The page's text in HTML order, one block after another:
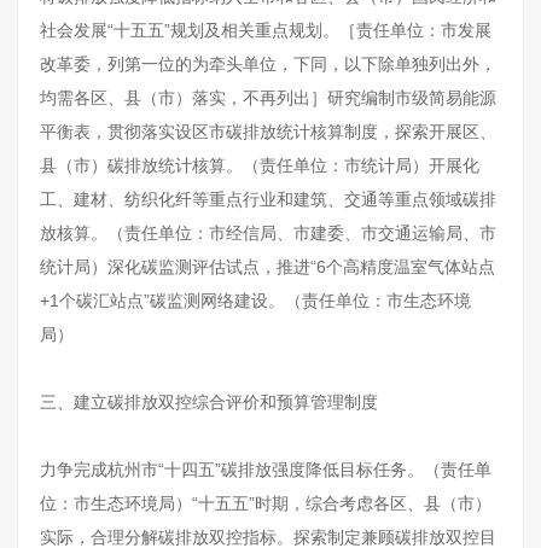
社会发展“十五五”规划及相关重点规划。［责任单位：市发展
改革委，列第一位的为牵头单位，下同，以下除单独列出外，
均需各区、县（市）落实，不再列出］研究编制市级简易能源
平衡表，贯彻落实设区市碳排放统计核算制度，探索开展区、
县（市）碳排放统计核算。（责任单位：市统计局）开展化
工、建材、纺织化纤等重点行业和建筑、交通等重点领域碳排
放核算。（责任单位：市经信局、市建委、市交通运输局、市
统计局）深化碳监测评估试点，推进“6个高精度温室气体站点
+1个碳汇站点”碳监测网络建设。（责任单位：市生态环境
局）
三、建立碳排放双控综合评价和预算管理制度
力争完成杭州市“十四五”碳排放强度降低目标任务。（责任单
位：市生态环境局）“十五五”时期，综合考虑各区、县（市）
实际，合理分解碳排放双控指标。探索制定兼顾碳排放双控目